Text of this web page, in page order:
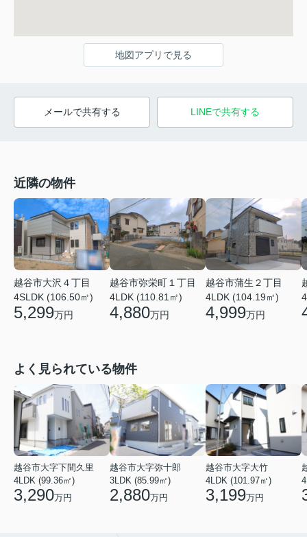
地図アプリで見る
メールで共有する LINEで共有する
近隣の物件
越谷市大沢４丁目
4SLDK (106.50㎡)
5,299万円
越谷市弥栄町１丁目
4LDK (110.81㎡)
4,880万円
越谷市蒲生２丁目
4LDK (104.19㎡)
4,999万円
よく見られている物件
越谷市大字下間久里
4LDK (99.36㎡)
3,290万円
越谷市大字弥十郎
3LDK (85.99㎡)
2,880万円
越谷市大字大竹
4LDK (101.97㎡)
3,199万円